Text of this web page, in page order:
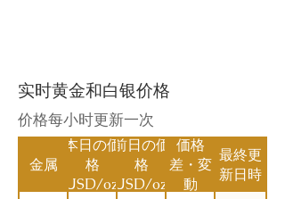
实时黄金和白银价格
价格每小时更新一次
金属
本日の価
格
(USD/oz)
前日の価
格
(USD/oz)
価格
差・変
動
最終更
新日時